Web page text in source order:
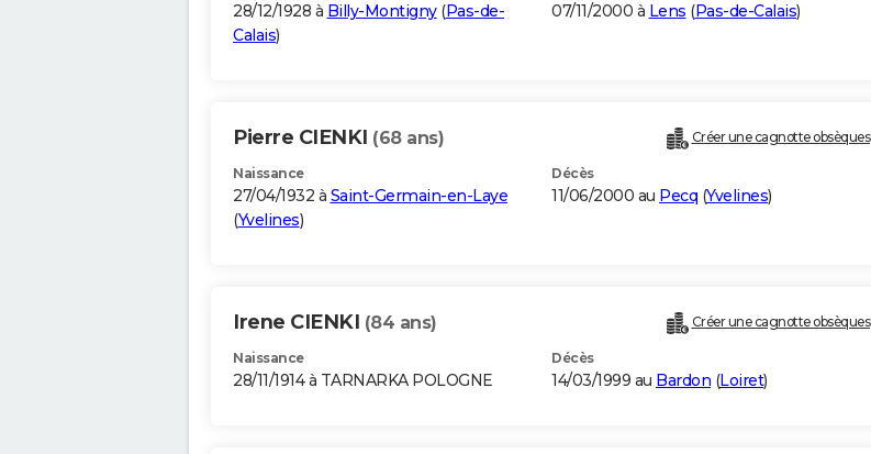
28/12/1928 à Billy-Montigny(Pas-de-
Calais)
07/11/2000 à Lens (Pas-de-Calais)
Pierre CIENKI (68 ans) Créer une cagnotte obsèques
Naissance
27/04/1932 à Saint-Germain-en-Laye
(Yvelines)
Décès
11/06/2000 au Pecq (Yvelines)
Irene CIENKI (84 ans) Créer une cagnotte obsèques
Naissance
28/11/1914 à TARNARKA POLOGNE
Décès
14/03/1999 au Bardon (Loiret)